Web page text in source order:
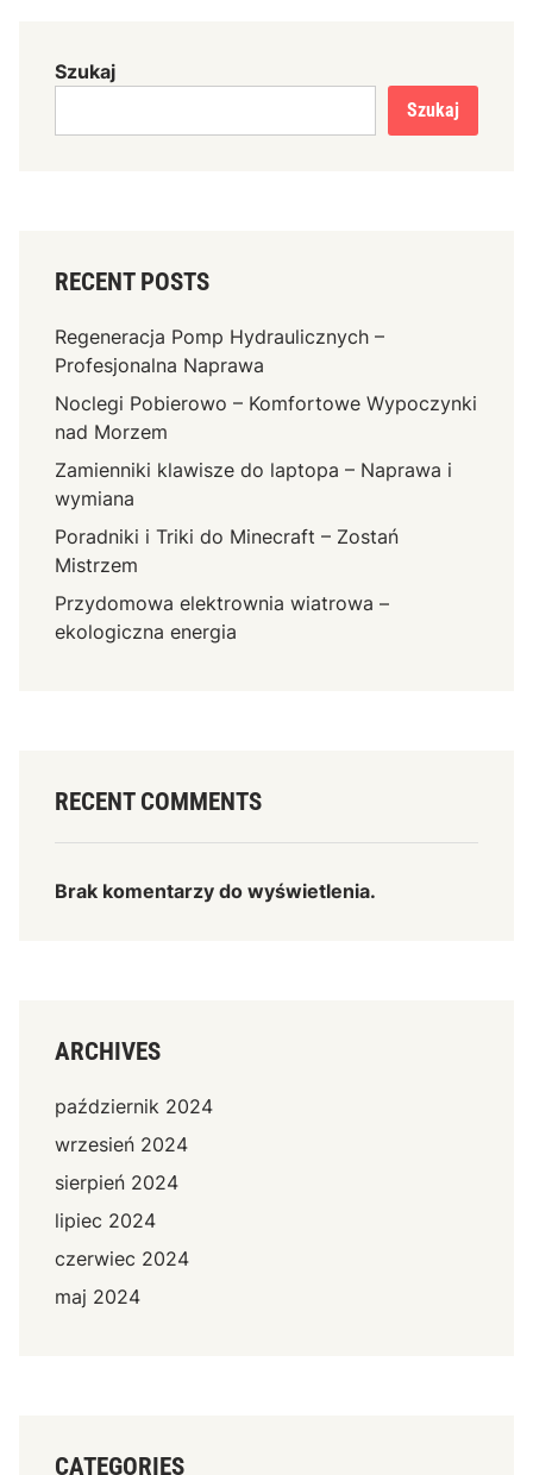
Szukaj
Szukaj
RECENT POSTS
Regeneracja Pomp Hydraulicznych –
Profesjonalna Naprawa
Noclegi Pobierowo – Komfortowe Wypoczynki
nad Morzem
Zamienniki klawisze do laptopa – Naprawa i
wymiana
Poradniki i Triki do Minecraft – Zostań
Mistrzem
Przydomowa elektrownia wiatrowa –
ekologiczna energia
RECENT COMMENTS
Brak komentarzy do wyświetlenia.
ARCHIVES
październik 2024
wrzesień 2024
sierpień 2024
lipiec 2024
czerwiec 2024
maj 2024
CATEGORIES